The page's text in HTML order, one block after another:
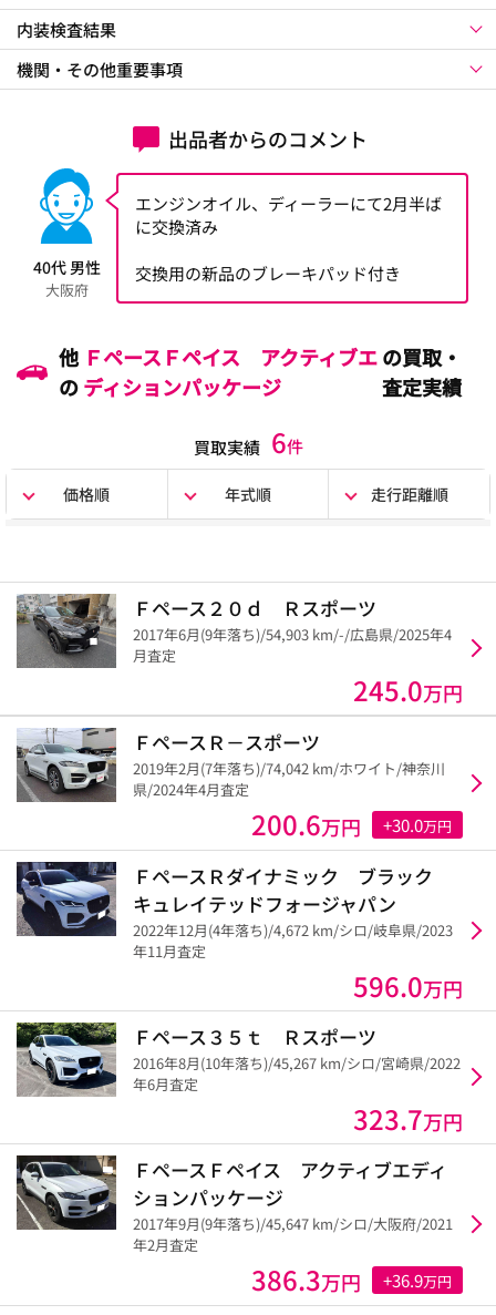
内装検査結果
機関・その他重要事項
出品者からのコメント
40代 男性
大阪府
エンジンオイル、ディーラーにて2月半ば
に交換済み
交換用の新品のブレーキパッド付き
他
の
ＦペースＦペイス アクティブエ
ディションパッケージ
の買取・
査定実績
買取実績 6件
価格順 年式順 走行距離順
Ｆペース２０ｄ Ｒスポーツ
2017年6月(9年落ち)/54,903 km/-/広島県/2025年4
月査定
245.0万円
ＦペースＲ－スポーツ
2019年2月(7年落ち)/74,042 km/ホワイト/神奈川
県/2024年4月査定
200.6万円 +30.0万円
ＦペースＲダイナミック ブラック
キュレイテッドフォージャパン
2022年12月(4年落ち)/4,672 km/シロ/岐阜県/2023
年11月査定
596.0万円
Ｆペース３５ｔ Ｒスポーツ
2016年8月(10年落ち)/45,267 km/シロ/宮崎県/2022
年6月査定
323.7万円
ＦペースＦペイス アクティブエディ
ションパッケージ
2017年9月(9年落ち)/45,647 km/シロ/大阪府/2021
年2月査定
386.3万円 +36.9万円